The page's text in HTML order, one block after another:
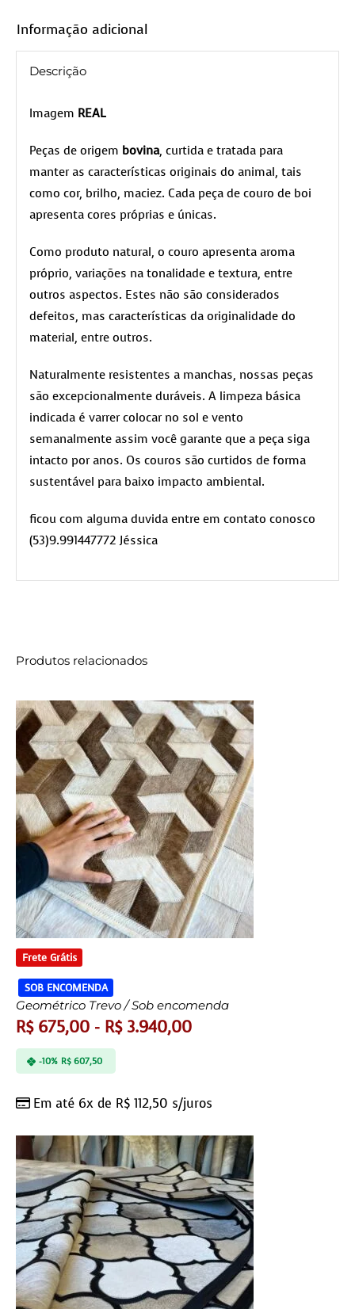
Informação adicional
Descrição
Imagem REAL
Peças de origem bovina, curtida e tratada para
manter as características originais do animal, tais
como cor, brilho, maciez. Cada peça de couro de boi
apresenta cores próprias e únicas.
Como produto natural, o couro apresenta aroma
próprio, variações na tonalidade e textura, entre
outros aspectos. Estes não são considerados
defeitos, mas características da originalidade do
material, entre outros.
Naturalmente resistentes a manchas, nossas peças
são excepcionalmente duráveis. A limpeza básica
indicada é varrer colocar no sol e vento
semanalmente assim você garante que a peça siga
intacto por anos. Os couros são curtidos de forma
sustentável para baixo impacto ambiental.
ficou com alguma duvida entre em contato conosco
(53)9.991447772 Jéssica
Produtos relacionados
Frete Grátis
SOB ENCOMENDA
Geométrico Trevo / Sob encomenda
R$675,00 - R$3.940,00
Em até 6x de R$ 112,50 s/juros
-10% R$607,50